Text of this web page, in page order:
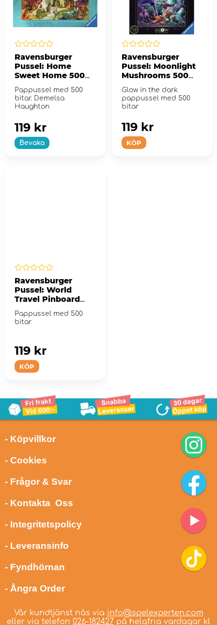
Ravensburger
Pussel: Home
Sweet Home 500
Pappussel med 500
bitar. Demelsa
Haughton
Bevaka
119 kr
Ravensburger
Pussel: Moonlight
Mushrooms 500
Glow in the dark
pappussel med 500
bitar
KÖP
119 kr
Ravensburger
Pussel: World
Travel Pinboard
500 Bitar
Pappussel med 500
bitar
KÖP
119 kr
- Köpvillkor
- Cookies
- Frågor & Svar
- Kontakta Oss
- Integritetspolicy
- Leveransinfo
- Fyndhörnan
- Ångra Order
Vår kundtjänst nås via info@spelexperten.com
eller via telefon 026-182427 på helgfria vardagar kl